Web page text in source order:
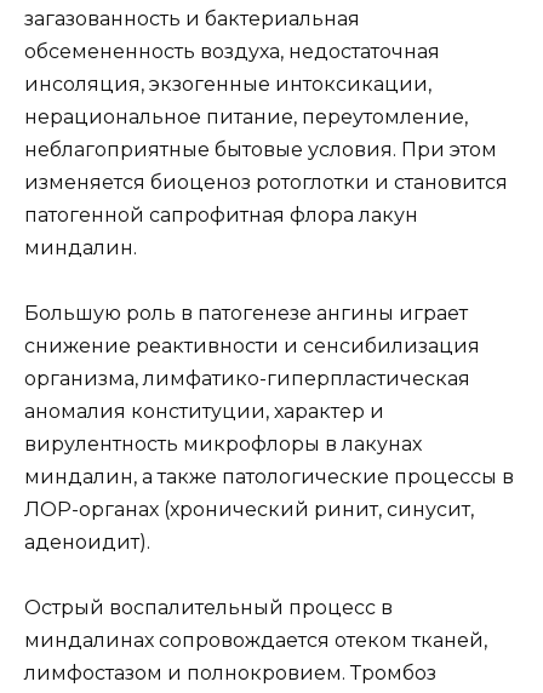
загазованность и бактериальная
обсемененность воздуха, недостаточная
инсоляция, экзогенные интоксикации,
нерациональное питание, переутомление,
неблагоприятные бытовые условия. При этом
изменяется биоценоз ротоглотки и становится
патогенной сапрофитная флора лакун
миндалин.
Большую роль в патогенезе ангины играет
снижение реактивности и сенсибилизация
организма, лимфатико-гиперпластическая
аномалия конституции, характер и
вирулентность микрофлоры в лакунах
миндалин, а также патологические процессы в
ЛОР-органах (хронический ринит, синусит,
аденоидит).
Острый воспалительный процесс в
миндалинах сопровождается отеком тканей,
лимфостазом и полнокровием. Тромбоз